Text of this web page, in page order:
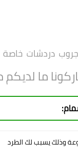
دردشات خاصة
ما
وذلك يسبب لك الطرد